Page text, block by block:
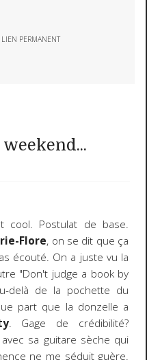
LIEN PERMANENT
cool. Postulat de base.
Flore, on se dit que ça
écouté. On a juste vu la
"Don't judge a book by
delà de la pochette du
part que la donzelle a
. Gage de crédibilité?
sa guitare sèche qui
ne me séduit guère.